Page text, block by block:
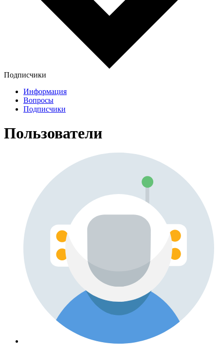
Подписчики
Информация
Вопросы
Подписчики
Пользователи